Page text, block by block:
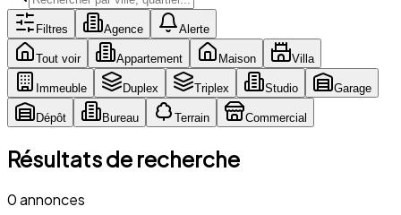
Filtres Agence Alerte
Tout voir Appartement Maison Villa
Immeuble Duplex Triplex Studio Garage
Dépôt Bureau Terrain Commercial
Résultats de recherche
0 annonces